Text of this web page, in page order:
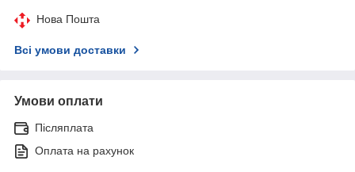
Нова Пошта
Всі умови доставки
Умови оплати
Післяплата
Оплата на рахунок